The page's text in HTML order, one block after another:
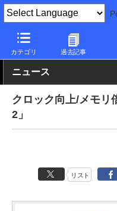
カテゴリ 過去記事
PC Watch 市場 IoT
ニュース
クロック向上/メモ
2」
リスト